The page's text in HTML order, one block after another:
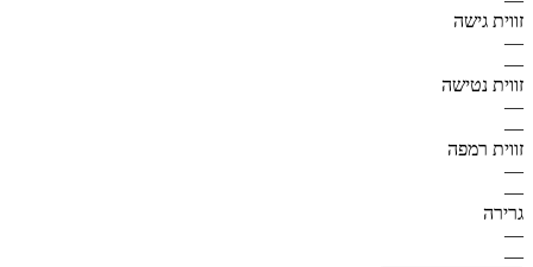
זווית גישה
—
—
זווית נטישה
—
—
זווית רמפה
—
—
גרירה
—
—